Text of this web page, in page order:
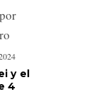
y el
4